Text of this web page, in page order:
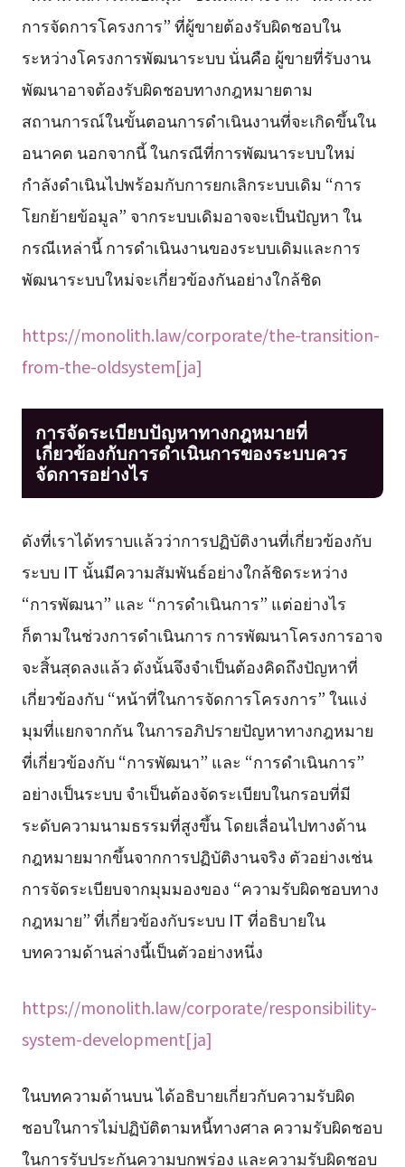
การจัดการโครงการ” ที่ผู้ขายต้องรับผิดชอบใน
ระหว่างโครงการพัฒนาระบบ นั่นคือ ผู้ขายที่รับงาน
พัฒนาอาจต้องรับผิดชอบทางกฎหมายตาม
สถานการณ์ในขั้นตอนการดำเนินงานที่จะเกิดขึ้นใน
อนาคต นอกจากนี้ ในกรณีที่การพัฒนาระบบใหม่
กำลังดำเนินไปพร้อมกับการยกเลิกระบบเดิม “การ
โยกย้ายข้อมูล” จากระบบเดิมอาจจะเป็นปัญหา ใน
กรณีเหล่านี้ การดำเนินงานของระบบเดิมและการ
พัฒนาระบบใหม่จะเกี่ยวข้องกันอย่างใกล้ชิด
https://monolith.law/corporate/the-transition-
from-the-oldsystem[ja]
การจัดระเบียบปัญหาทางกฎหมายที่
เกี่ยวข้องกับการดำเนินการของระบบควร
จัดการอย่างไร
ดังที่เราได้ทราบแล้วว่าการปฏิบัติงานที่เกี่ยวข้องกับ
ระบบ IT นั้นมีความสัมพันธ์อย่างใกล้ชิดระหว่าง
“การพัฒนา” และ “การดำเนินการ” แต่อย่างไร
ก็ตามในช่วงการดำเนินการ การพัฒนาโครงการอาจ
จะสิ้นสุดลงแล้ว ดังนั้นจึงจำเป็นต้องคิดถึงปัญหาที่
เกี่ยวข้องกับ “หน้าที่ในการจัดการโครงการ” ในแง่
มุมที่แยกจากกัน ในการอภิปรายปัญหาทางกฎหมาย
ที่เกี่ยวข้องกับ “การพัฒนา” และ “การดำเนินการ”
อย่างเป็นระบบ จำเป็นต้องจัดระเบียบในกรอบที่มี
ระดับความนามธรรมที่สูงขึ้น โดยเลื่อนไปทางด้าน
กฎหมายมากขึ้นจากการปฏิบัติงานจริง ตัวอย่างเช่น
การจัดระเบียบจากมุมมองของ “ความรับผิดชอบทาง
กฎหมาย” ที่เกี่ยวข้องกับระบบ IT ที่อธิบายใน
บทความด้านล่างนี้เป็นตัวอย่างหนึ่ง
https://monolith.law/corporate/responsibility-
system-development[ja]
ในบทความด้านบน ได้อธิบายเกี่ยวกับความรับผิด
ชอบในการไม่ปฏิบัติตามหนี้ทางศาล ความรับผิดชอบ
ในการรับประกันความบกพร่อง และความรับผิดชอบ